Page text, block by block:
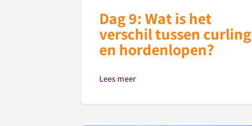
Dag 9: Wat is het
verschil tussen curling
en hordenlopen?
Lees meer